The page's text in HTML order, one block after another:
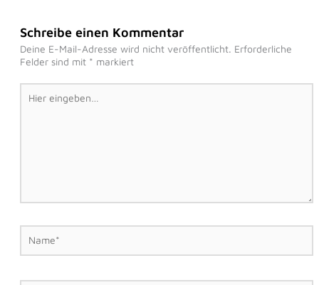
Schreibe einen Kommentar
Deine E-Mail-Adresse wird nicht veröffentlicht. Erforderliche
Felder sind mit * markiert
Hier
eingeben…
Name*